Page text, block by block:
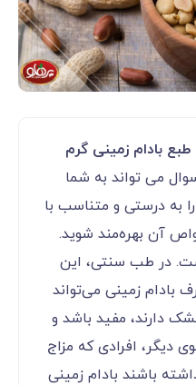
طبع بادام زمینی گرم
می ‌تواند به شما
به درستی و متناسب با
آن بهره‌مند شوید.
در طب سنتی، این
زمینی می‌تواند
دارند، مفید باشد و
دیگر، افرادی که مزاج
باشند بادام زمینی